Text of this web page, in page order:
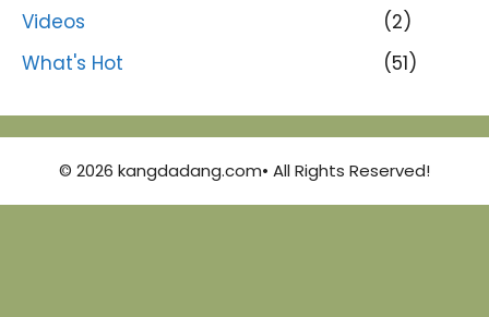
Videos
(2)
What's Hot
(51)
© 2026 kangdadang.com• All Rights Reserved!